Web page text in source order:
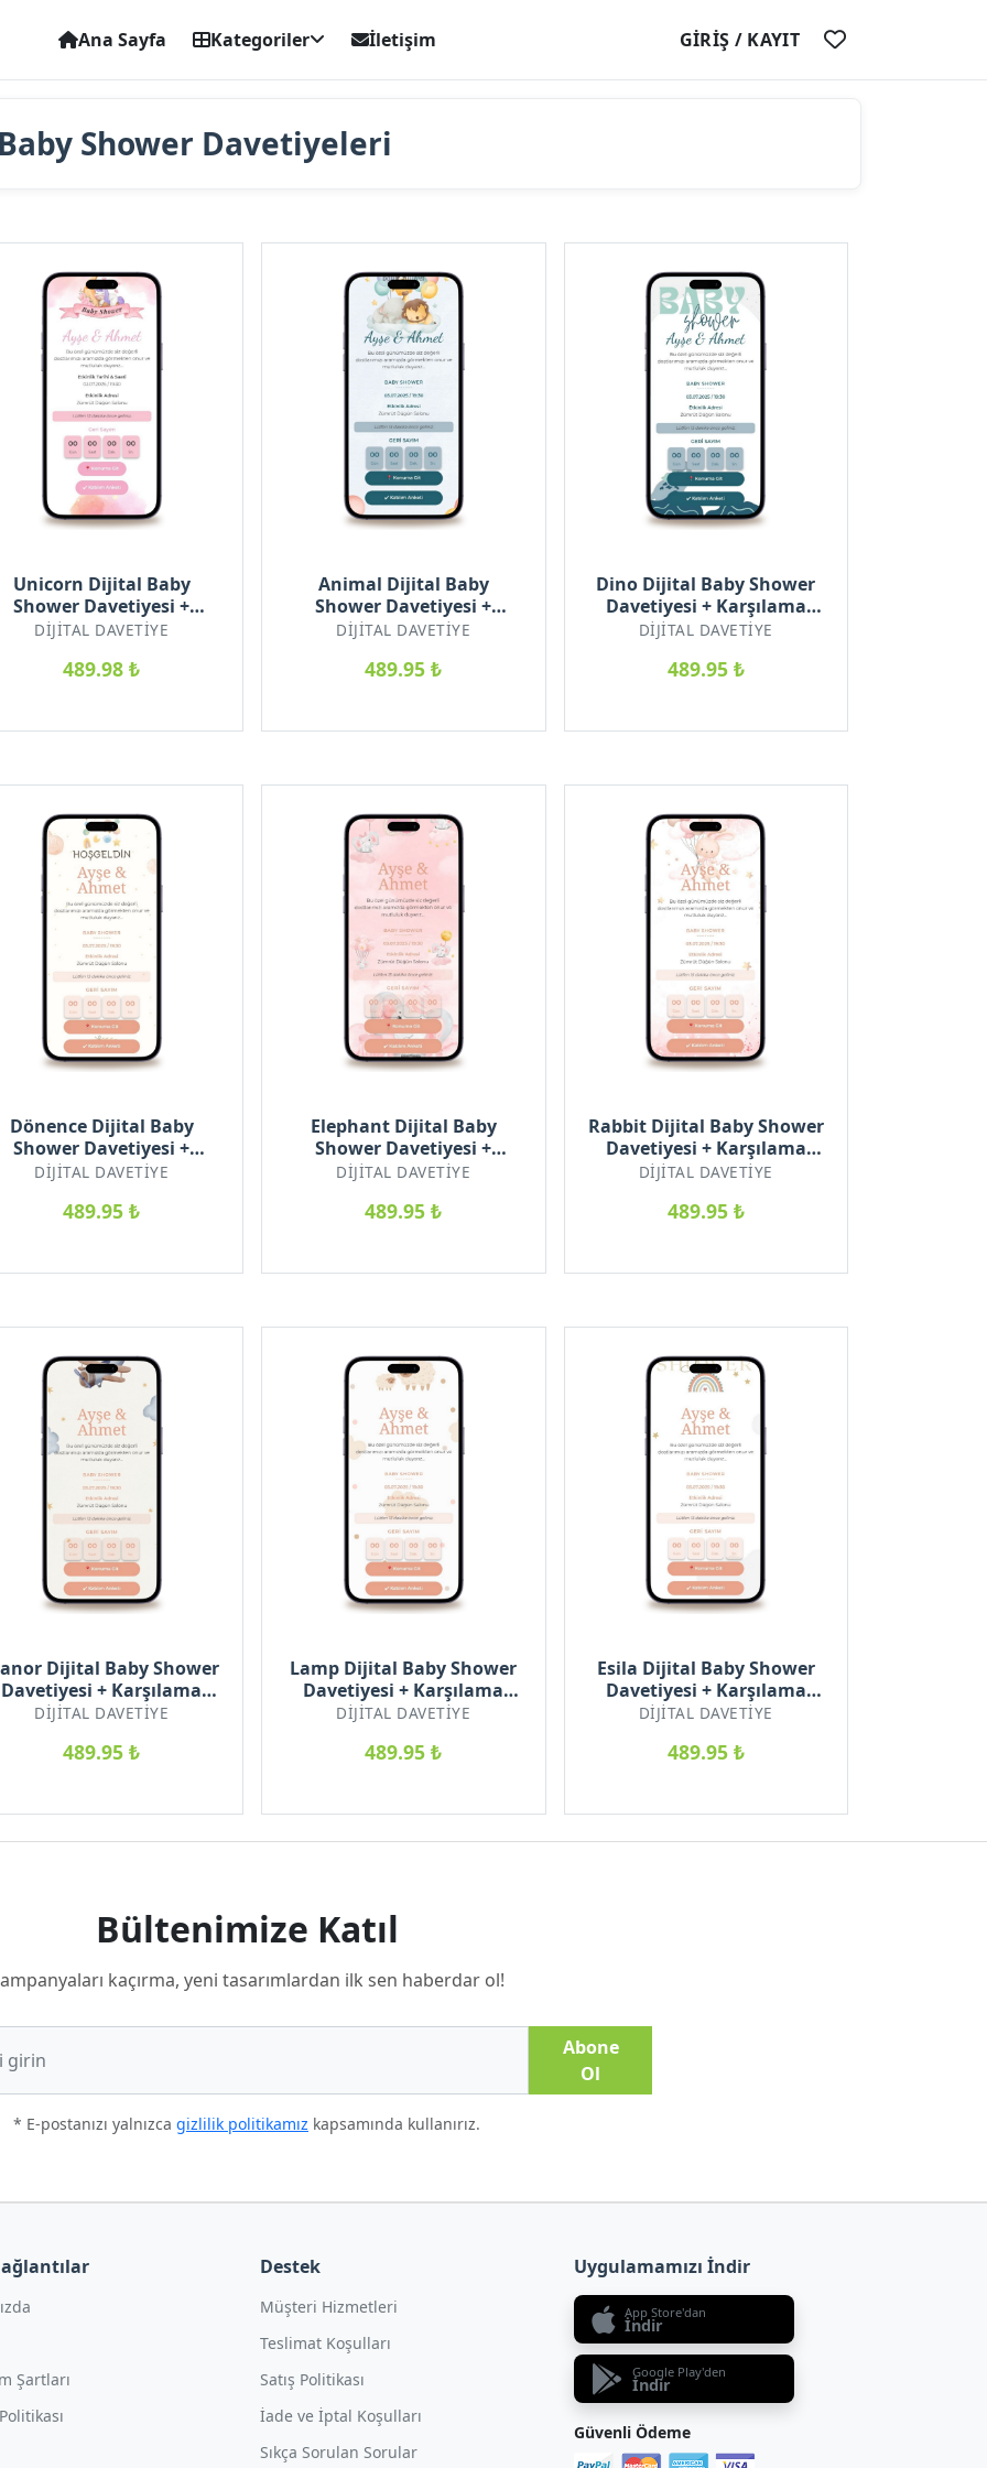
Ana Sayfa Kategoriler İletişim GİRİŞ / KAYIT
Shower Davetiyeleri
Unicorn Dijital Baby
Shower Davetiyesi +
Posteri Hediyeli
DIJITAL DAVETIYE
489.98 ₺
Animal Dijital Baby
Shower Davetiyesi +
Karşılama Posteri Hediyeli
DIJITAL DAVETIYE
489.95 ₺
Dino Dijital Baby Shower
Davetiyesi + Karşılama
Posteri Hediyeli
DIJITAL DAVETIYE
489.95 ₺
Dönence Dijital Baby
Shower Davetiyesi +
Posteri Hediyeli
DIJITAL DAVETIYE
489.95 ₺
Elephant Dijital Baby
Shower Davetiyesi +
Karşılama Posteri Hediyeli
DIJITAL DAVETIYE
489.95 ₺
Rabbit Dijital Baby Shower
Davetiyesi + Karşılama
Posteri Hediyeli
DIJITAL DAVETIYE
489.95 ₺
Dijital Baby Shower
Davetiyesi + Karşılama
Posteri Hediyeli
DIJITAL DAVETIYE
489.95 ₺
Lamp Dijital Baby Shower
Davetiyesi + Karşılama
Posteri Hediyeli
DIJITAL DAVETIYE
489.95 ₺
Esila Dijital Baby Shower
Davetiyesi + Karşılama
Posteri Hediyeli
DIJITAL DAVETIYE
489.95 ₺
Bültenimize Katıl
kaçırma, yeni tasarımlardan ilk sen haberdar ol!
Abone
Ol
* E-postanızı yalnızca gizlilik politikamız kapsamında kullanırız.
Şartları
Destek
Müşteri Hizmetleri
Teslimat Koşulları
Satış Politikası
İade ve İptal Koşulları
Sıkça Sorulan Sorular
Uygulamamızı İndir
App Store'dan
İndir
Google Play'den
İndir
Güvenli Ödeme